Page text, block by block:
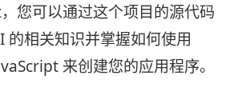
您可以通过这个项目的源代码
的相关知识并掌握如何使用
来创建您的应用程序。